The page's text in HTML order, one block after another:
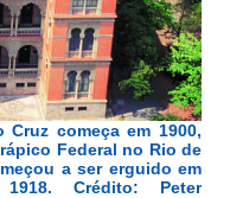
começa em 1900,
Federal no Rio de
a ser erguido em
Crédito: Peter